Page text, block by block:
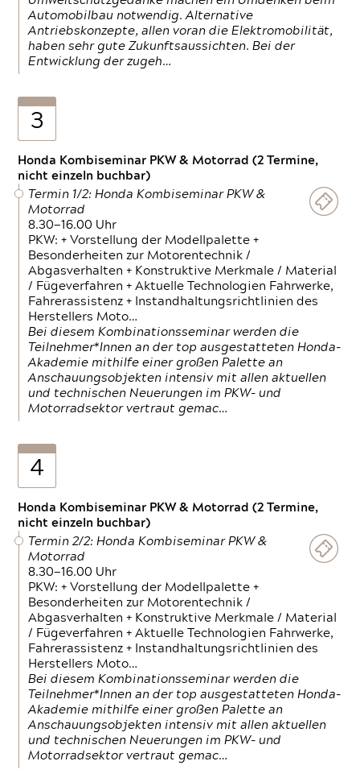
Automobilbau notwendig. Alternative
Antriebskonzepte, allen voran die Elektromobilität,
haben sehr gute Zukunftsaussichten. Bei der
Entwicklung der zugeh…
3
Honda Kombiseminar PKW & Motorrad (2 Termine,
nicht einzeln buchbar)
Termin 1/2: Honda Kombiseminar PKW &
Motorrad
8.30—16.00 Uhr
PKW: + Vorstellung der Modellpalette +
Besonderheiten zur Motorentechnik /
Abgasverhalten + Konstruktive Merkmale / Material
/ Fügeverfahren + Aktuelle Technologien Fahrwerke,
Fahrerassistenz + Instandhaltungsrichtlinien des
Herstellers Moto…
Bei diesem Kombinationsseminar werden die
Teilnehmer*Innen an der top ausgestatteten Honda-
Akademie mithilfe einer großen Palette an
Anschauungsobjekten intensiv mit allen aktuellen
und technischen Neuerungen im PKW- und
Motorradsektor vertraut gemac…
4
Honda Kombiseminar PKW & Motorrad (2 Termine,
nicht einzeln buchbar)
Termin 2/2: Honda Kombiseminar PKW &
Motorrad
8.30—16.00 Uhr
PKW: + Vorstellung der Modellpalette +
Besonderheiten zur Motorentechnik /
Abgasverhalten + Konstruktive Merkmale / Material
/ Fügeverfahren + Aktuelle Technologien Fahrwerke,
Fahrerassistenz + Instandhaltungsrichtlinien des
Herstellers Moto…
Bei diesem Kombinationsseminar werden die
Teilnehmer*Innen an der top ausgestatteten Honda-
Akademie mithilfe einer großen Palette an
Anschauungsobjekten intensiv mit allen aktuellen
und technischen Neuerungen im PKW- und
Motorradsektor vertraut gemac…